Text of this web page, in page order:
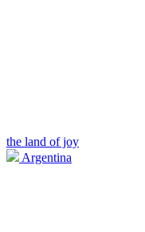
the land of joy
Argentina